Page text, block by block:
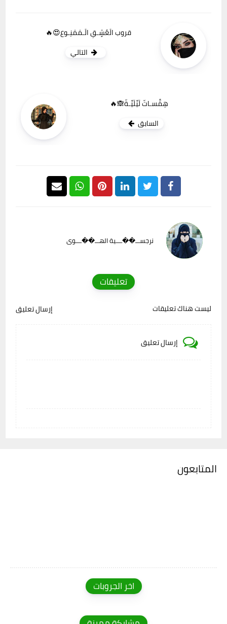
قروب الَعٌشٍـقِ الَـمَمَنِـوع😍🔥
التالي
هِمََّسـاتّ لَيِّلَيِّـةّ🙈🔥
السابق
نرجســـ��ــــية الهـــ��ــــوى
تعليقات
ليست هناك تعليقات إرسال تعليق
إرسال تعليق
المتابعون
اخر الجروبات